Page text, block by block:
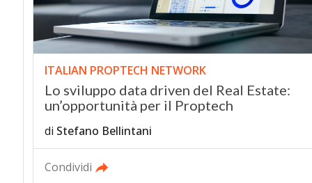
ITALIAN PROPTECH NETWORK
Lo sviluppo data driven del Real Estate:
un’opportunità per il Proptech
di Stefano Bellintani
Condividi